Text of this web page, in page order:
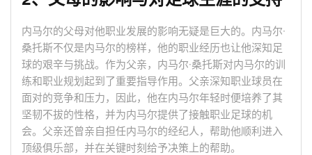
内马尔的父母对他职业发展的影响无疑是巨大的。内马尔·
桑托斯不仅是内马尔的榜样，他的职业经历也让他深知足
球的艰辛与挑战。作为父亲，内马尔·桑托斯对内马尔的训
练和职业规划起到了重要指导作用。父亲深知职业球员在
面对的竞争和压力，因此，他在内马尔年轻时便培养了其
坚韧不拔的性格，并为内马尔提供了接触职业足球的机
会。父亲还曾亲自担任内马尔的经纪人，帮助他顺利进入
顶级俱乐部，并在关键时刻给予决策上的帮助。